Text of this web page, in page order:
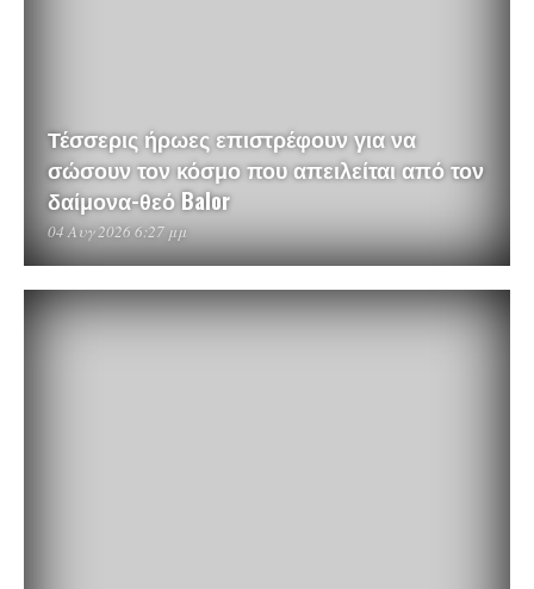
Τέσσερις ήρωες επιστρέφουν για να
σώσουν τον κόσμο που απειλείται από τον
δαίμονα-θεό Balor
04 Αυγ 2026 6:27 μμ